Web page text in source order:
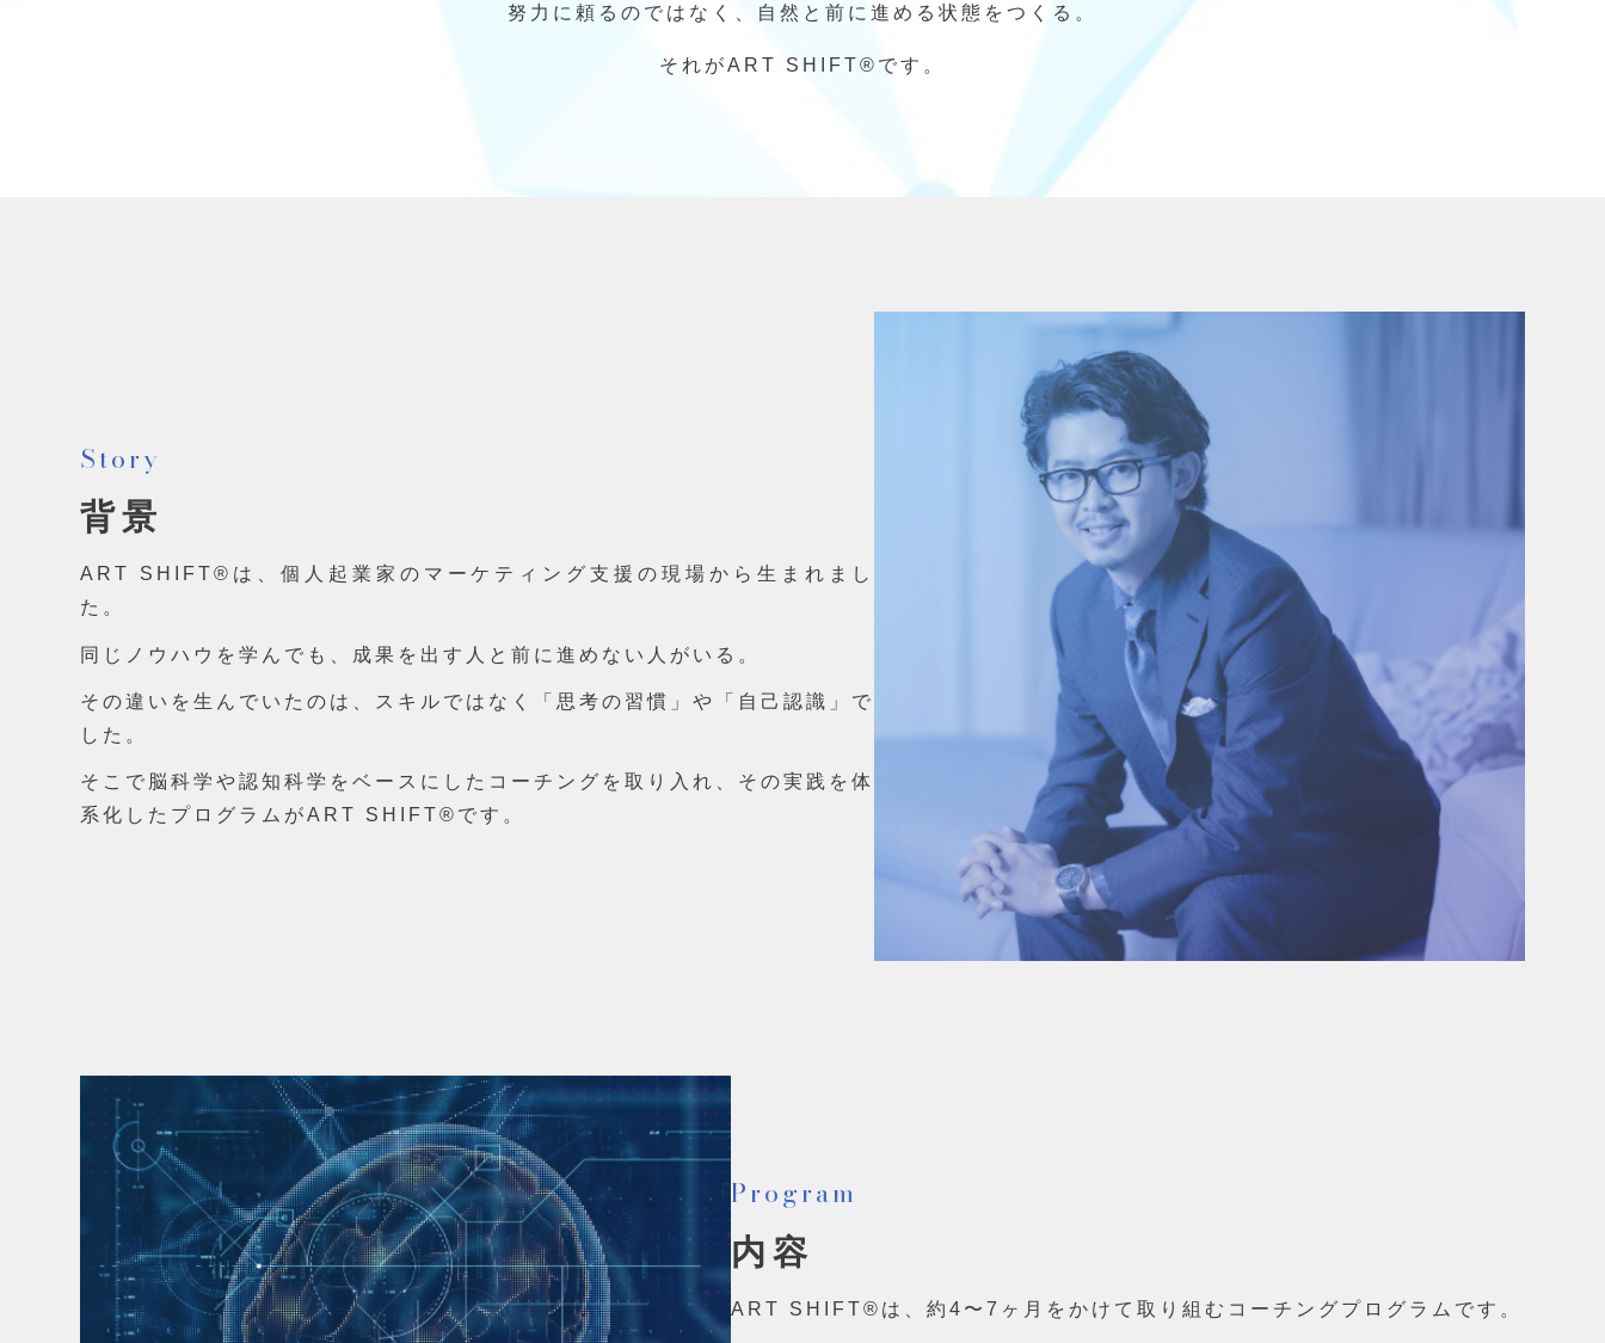
努力に頼るのではなく、 自然と前に進める状態をつくる。
それがART SHIFT®です。
Story
背景
ART SHIFT®は、個人起業家のマーケティング支援の現場から生まれまし
た。
同じノウハウを学んでも、成果を出す人と前に進めない人がいる。
その違いを生んでいたのは、スキルではなく「思考の習慣」や「自己認識」で
した。
そこで脳科学や認知科学をベースにしたコーチングを取り入れ、その実践を体
系化したプログラムがART SHIFT®です。
Program
内容
ART SHIFT®は、約4〜7ヶ月をかけて取り組むコーチングプログラムです。